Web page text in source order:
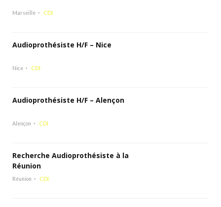
Marseille CDI
Audioprothésiste H/F – Nice
Nice CDI
Audioprothésiste H/F – Alençon
Alençon CDI
Recherche Audioprothésiste à la
Réunion
Réunion CDI